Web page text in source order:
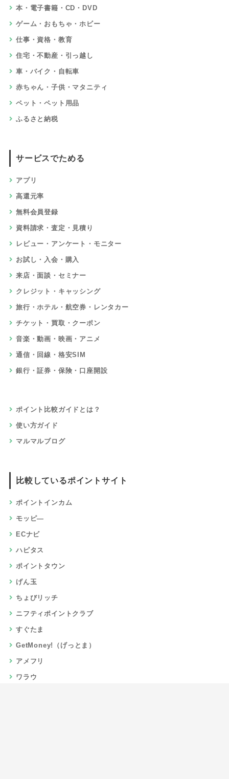
本・電子書籍・CD・DVD
ゲーム・おもちゃ・ホビー
仕事・資格・教育
住宅・不動産・引っ越し
車・バイク・自転車
赤ちゃん・子供・マタニティ
ペット・ペット用品
ふるさと納税
サービスでためる
アプリ
高還元率
無料会員登録
資料請求・査定・見積り
レビュー・アンケート・モニター
お試し・入会・購入
来店・面談・セミナー
クレジット・キャッシング
旅行・ホテル・航空券・レンタカー
チケット・買取・クーポン
音楽・動画・映画・アニメ
通信・回線・格安SIM
銀行・証券・保険・口座開設
ポイント比較ガイドとは？
使い方ガイド
マルマルブログ
比較しているポイントサイト
ポイントインカム
モッピ―
ECナビ
ハピタス
ポイントタウン
げん玉
ちょびリッチ
ニフティポイントクラブ
すぐたま
GetMoney!（げっとま）
アメフリ
ワラウ